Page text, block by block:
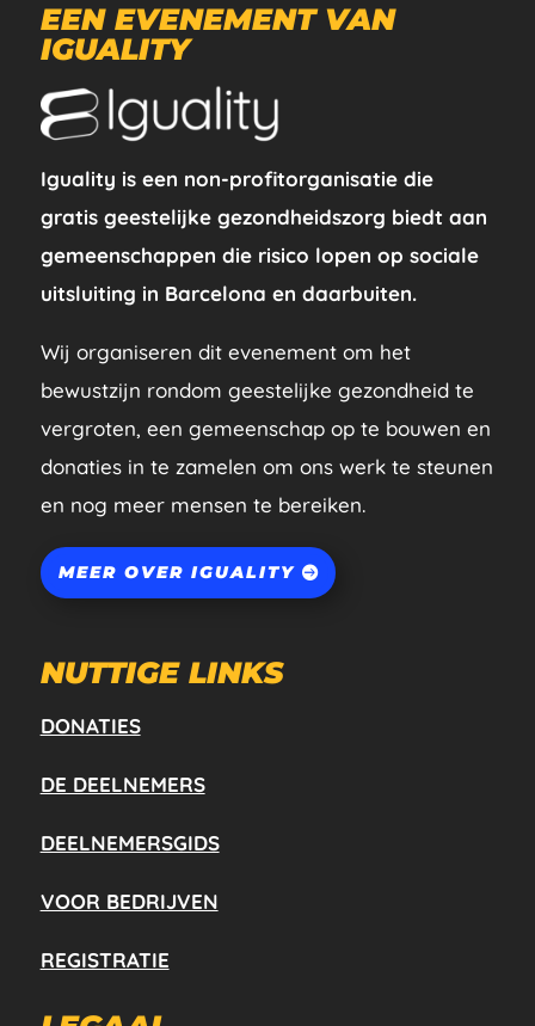
EEN EVENEMENT VAN
IGUALITY
Iguality is een non-profitorganisatie die
gratis geestelijke gezondheidszorg biedt aan
gemeenschappen die risico lopen op sociale
uitsluiting in Barcelona en daarbuiten.
Wij organiseren dit evenement om het
bewustzijn rondom geestelijke gezondheid te
vergroten, een gemeenschap op te bouwen en
donaties in te zamelen om ons werk te steunen
en nog meer mensen te bereiken.
MEER OVER IGUALITY
NUTTIGE LINKS
DONATIES
DE DEELNEMERS
DEELNEMERSGIDS
VOOR BEDRIJVEN
REGISTRATIE